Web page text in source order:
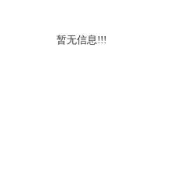
暂无信息!!!